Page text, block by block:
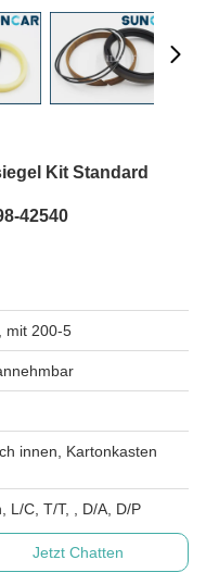
Kit Standard
42540
mit 200-5
innen, Kartonkasten
L/C, T/T, , D/A, D/P
Jetzt Chatten